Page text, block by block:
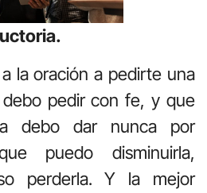
la oración a pedirte una
pedir con fe, y que
dar nunca por
puedo disminuirla,
perderla. Y la mejor